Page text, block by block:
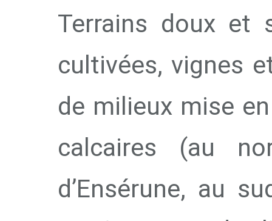
Terrains doux et
cultivées, vignes
de milieux mise
calcaires (au
d’Ensérune, au